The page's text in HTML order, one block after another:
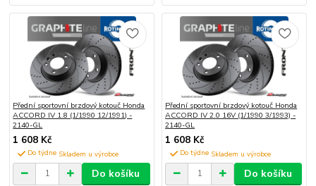
Přední sportovní brzdový kotouč Honda
ACCORD IV 1.8 (1/1990 12/1991) -
2140-GL
1 608 Kč
Do týdne
Do košíku
Přední sportovní brzdový kotouč Honda
ACCORD IV 2.0 16V (1/1990 3/1993) -
2140-GL
1 608 Kč
Do týdne
Do košíku